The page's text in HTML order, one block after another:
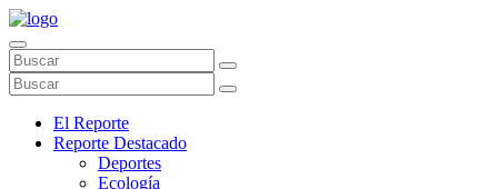
El Reporte
Reporte Destacado
Deportes
Ecología